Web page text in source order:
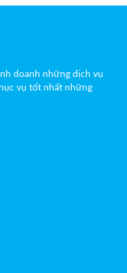
doanh những dịch vụ
vụ tốt nhất những